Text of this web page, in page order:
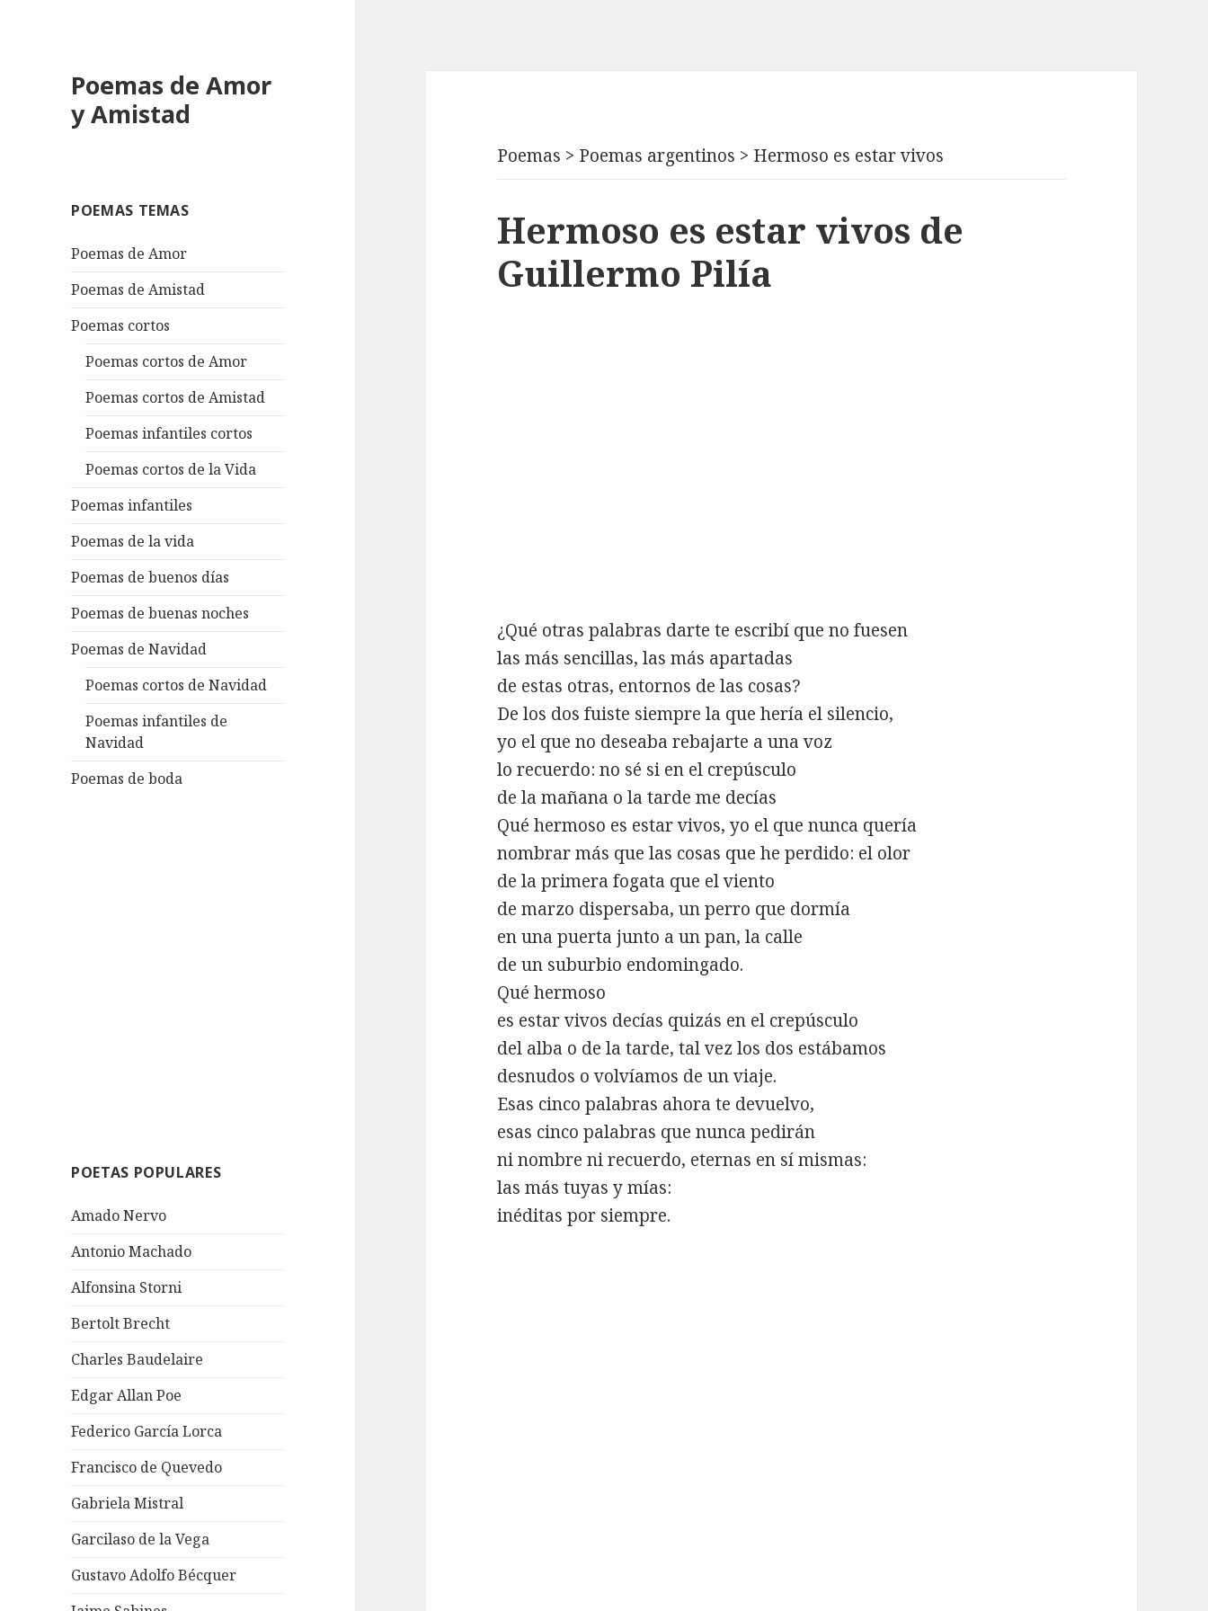
Poemas de Amor
y Amistad
POEMAS TEMAS
Poemas de Amor
Poemas de Amistad
Poemas cortos
Poemas cortos de Amor
Poemas cortos de Amistad
Poemas infantiles cortos
Poemas cortos de la Vida
Poemas infantiles
Poemas de la vida
Poemas de buenos días
Poemas de buenas noches
Poemas de Navidad
Poemas cortos de Navidad
Poemas infantiles de
Navidad
Poemas de boda
POETAS POPULARES
Amado Nervo
Antonio Machado
Alfonsina Storni
Bertolt Brecht
Charles Baudelaire
Edgar Allan Poe
Federico García Lorca
Francisco de Quevedo
Gabriela Mistral
Garcilaso de la Vega
Gustavo Adolfo Bécquer
Poemas > Poemas argentinos > Hermoso es estar vivos
Hermoso es estar vivos de
Guillermo Pilía
¿Qué otras palabras darte te escribí que no fuesen
las más sencillas, las más apartadas
de estas otras, entornos de las cosas?
De los dos fuiste siempre la que hería el silencio,
yo el que no deseaba rebajarte a una voz
lo recuerdo: no sé si en el crepúsculo
de la mañana o la tarde me decías
Qué hermoso es estar vivos, yo el que nunca quería
nombrar más que las cosas que he perdido: el olor
de la primera fogata que el viento
de marzo dispersaba, un perro que dormía
en una puerta junto a un pan, la calle
de un suburbio endomingado.
Qué hermoso
es estar vivos decías quizás en el crepúsculo
del alba o de la tarde, tal vez los dos estábamos
desnudos o volvíamos de un viaje.
Esas cinco palabras ahora te devuelvo,
esas cinco palabras que nunca pedirán
ni nombre ni recuerdo, eternas en sí mismas:
las más tuyas y mías:
inéditas por siempre.